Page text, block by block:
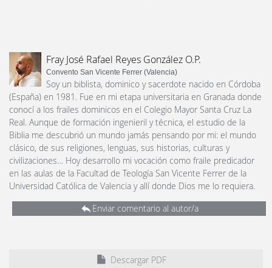
Fray José Rafael Reyes González O.P.
Convento San Vicente Ferrer (Valencia)
Soy un biblista, dominico y sacerdote nacido en Córdoba
(España) en 1981. Fue en mi etapa universitaria en Granada donde
conocí a los frailes dominicos en el Colegio Mayor Santa Cruz La
Real. Aunque de formación ingenieril y técnica, el estudio de la
Biblia me descubrió un mundo jamás pensando por mi: el mundo
clásico, de sus religiones, lenguas, sus historias, culturas y
civilizaciones… Hoy desarrollo mi vocación como fraile predicador
en las aulas de la Facultad de Teología San Vicente Ferrer de la
Universidad Católica de Valencia y allí donde Dios me lo requiera.
Enviar comentario al autor/a
Descargar PDF